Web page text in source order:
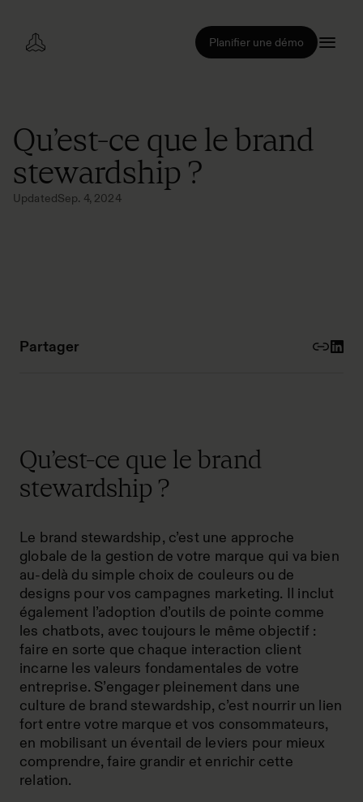
Planifier une démo
Qu’est-ce que le brand
stewardship ?
UpdatedSep. 4, 2024
Partager
Qu’est-ce que le brand
stewardship ?
Le brand stewardship, c’est une approche
globale de la gestion de votre marque qui va bien
au-delà du simple choix de couleurs ou de
designs pour vos campagnes marketing. Il inclut
également l’adoption d’outils de pointe comme
les chatbots, avec toujours le même objectif :
faire en sorte que chaque interaction client
incarne les valeurs fondamentales de votre
entreprise. S’engager pleinement dans une
culture de brand stewardship, c’est nourrir un lien
fort entre votre marque et vos consommateurs,
en mobilisant un éventail de leviers pour mieux
comprendre, faire grandir et enrichir cette
relation.